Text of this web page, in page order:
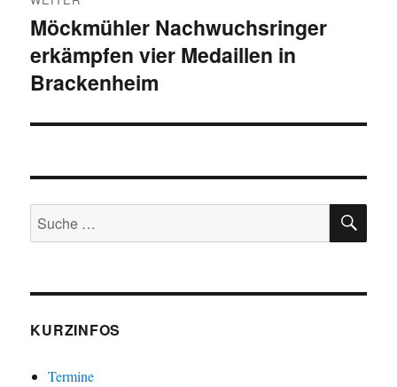
Nächster
Beitrag:
Möckmühler Nachwuchsringer
erkämpfen vier Medaillen in
Brackenheim
Suche
nach:
KURZINFOS
Termine